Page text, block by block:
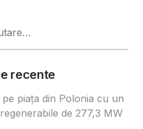
recente
piața din Polonia cu un
de 277,3 MW